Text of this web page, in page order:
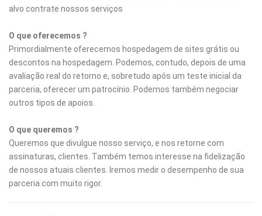
alvo contrate nossos serviços
O que oferecemos ?
Primordialmente oferecemos hospedagem de sites grátis ou
descontos na hospedagem. Podemos, contudo, depois de uma
avaliação real do retorno e, sobretudo após um teste inicial da
parceria, oferecer um patrocínio. Podemos também negociar
outros tipos de apoios.
O que queremos ?
Queremos que divulgue nosso serviço, e nos retorne com
assinaturas, clientes. Também temos interesse na fidelização
de nossos atuais clientes. Iremos medir o desempenho de sua
parceria com muito rigor.